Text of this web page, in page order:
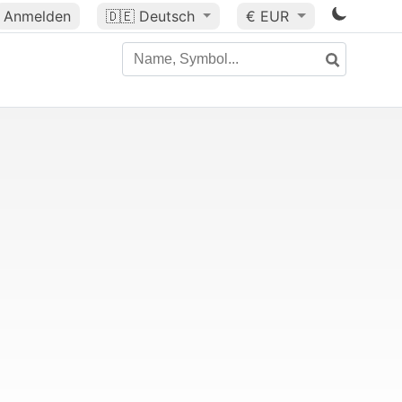
Anmelden 🇩🇪 Deutsch € EUR